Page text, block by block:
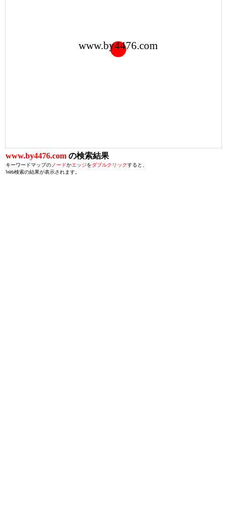
www.by4476.com
www.by4476.com の検索結果
キーワードマップの ノードかエッジをダブルクリックすると、
Web検索の結果が表示されます。